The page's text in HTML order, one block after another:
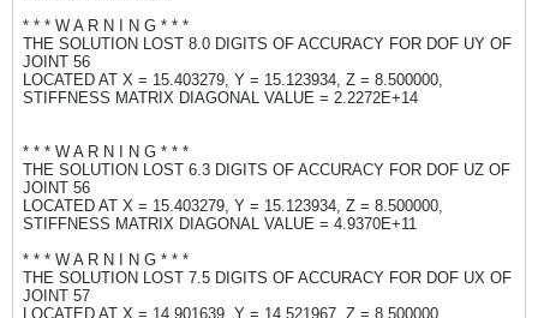
* * * W A R N I N G * * *
THE SOLUTION LOST 8.0 DIGITS OF ACCURACY FOR DOF UY OF
JOINT 56
LOCATED AT X = 15.403279, Y = 15.123934, Z = 8.500000,
STIFFNESS MATRIX DIAGONAL VALUE = 2.2272E+14
* * * W A R N I N G * * *
THE SOLUTION LOST 6.3 DIGITS OF ACCURACY FOR DOF UZ OF
JOINT 56
LOCATED AT X = 15.403279, Y = 15.123934, Z = 8.500000,
STIFFNESS MATRIX DIAGONAL VALUE = 4.9370E+11
* * * W A R N I N G * * *
THE SOLUTION LOST 7.5 DIGITS OF ACCURACY FOR DOF UX OF
JOINT 57
LOCATED AT X = 14.901639, Y = 14.521967, Z = 8.500000,